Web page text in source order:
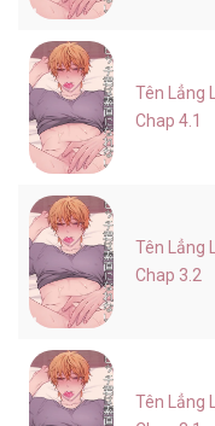
Tên Lẳng
Chap 4.1
Tên Lẳng
Chap 3.2
Tên Lẳng